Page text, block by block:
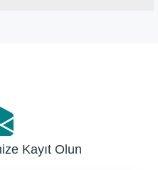
Kayıt Olun